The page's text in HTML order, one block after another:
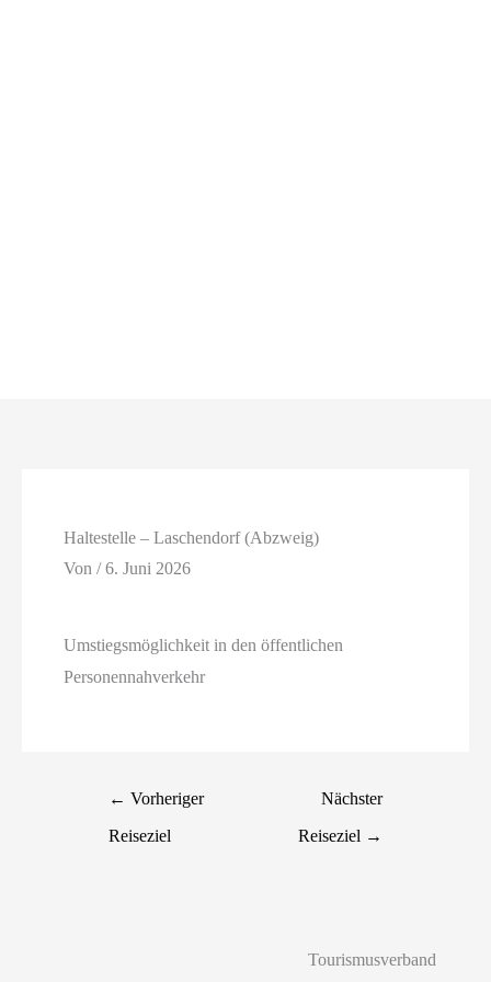
Haltestelle – Laschendorf (Abzweig)
Von/6. Juni 2026
Umstiegsmöglichkeit in den öffentlichen
Personennahverkehr
← Vorheriger
Reiseziel
Nächster
Reiseziel →
Tourismusverband